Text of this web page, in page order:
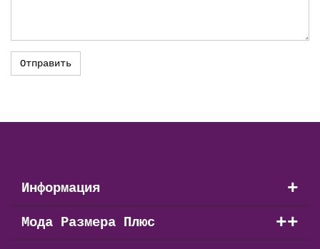
Информация +
Мода Размера Плюс +
+